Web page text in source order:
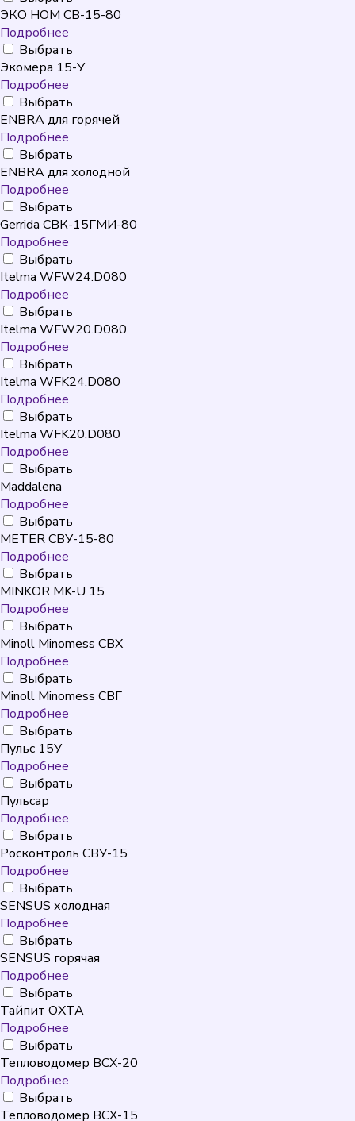
ЭКО НОМ СВ-15-80
Подробнее
Выбрать
Экомера 15-У
Подробнее
Выбрать
ENBRA для горячей
Подробнее
Выбрать
ENBRA для холодной
Подробнее
Выбрать
Gerrida СВК-15ГМИ-80
Подробнее
Выбрать
Itelma WFW24.D080
Подробнее
Выбрать
Itelma WFW20.D080
Подробнее
Выбрать
Itelma WFK24.D080
Подробнее
Выбрать
Itelma WFK20.D080
Подробнее
Выбрать
Maddalena
Подробнее
Выбрать
METER СВУ-15-80
Подробнее
Выбрать
MINKOR MK-U 15
Подробнее
Выбрать
Minoll Minomess СВХ
Подробнее
Выбрать
Minoll Minomess СВГ
Подробнее
Выбрать
Пульс 15У
Подробнее
Выбрать
Пульсар
Подробнее
Выбрать
Росконтроль СВУ-15
Подробнее
Выбрать
SENSUS холодная
Подробнее
Выбрать
SENSUS горячая
Подробнее
Выбрать
Тайпит ОХТА
Подробнее
Выбрать
Тепловодомер ВСХ-20
Подробнее
Выбрать
Тепловодомер ВСХ-15